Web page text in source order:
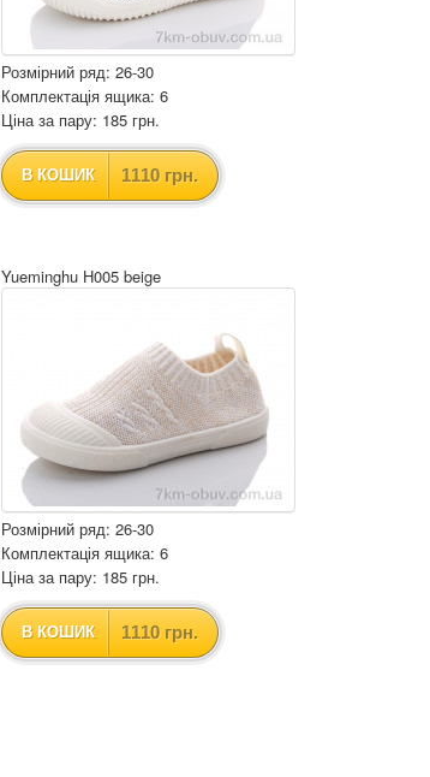
Розмірний ряд: 26-30
Комплектація ящика: 6
Ціна за пару: 185 грн.
В КОШИК 1110 грн.
Yueminghu H005 beige
Розмірний ряд: 26-30
Комплектація ящика: 6
Ціна за пару: 185 грн.
В КОШИК 1110 грн.